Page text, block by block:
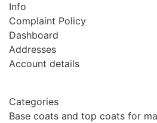
Info
Complaint Policy
Dashboard
Addresses
Account details
Categories
Base coats and top coats for